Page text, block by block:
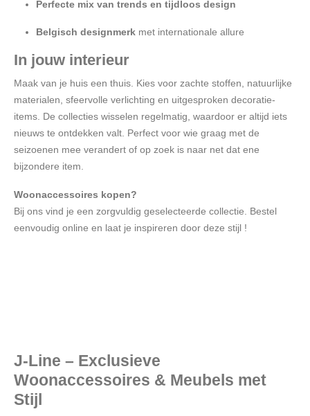
Perfecte mix van trends en tijdloos design
Belgisch designmerk met internationale allure
In jouw interieur
Maak van je huis een thuis. Kies voor zachte stoffen, natuurlijke
materialen, sfeervolle verlichting en uitgesproken decoratie-
items. De collecties wisselen regelmatig, waardoor er altijd iets
nieuws te ontdekken valt. Perfect voor wie graag met de
seizoenen mee verandert of op zoek is naar net dat ene
bijzondere item.
Woonaccessoires kopen?
Bij ons vind je een zorgvuldig geselecteerde collectie. Bestel
eenvoudig online en laat je inspireren door deze stijl !
J-Line – Exclusieve
Woonaccessoires & Meubels met
Stijl